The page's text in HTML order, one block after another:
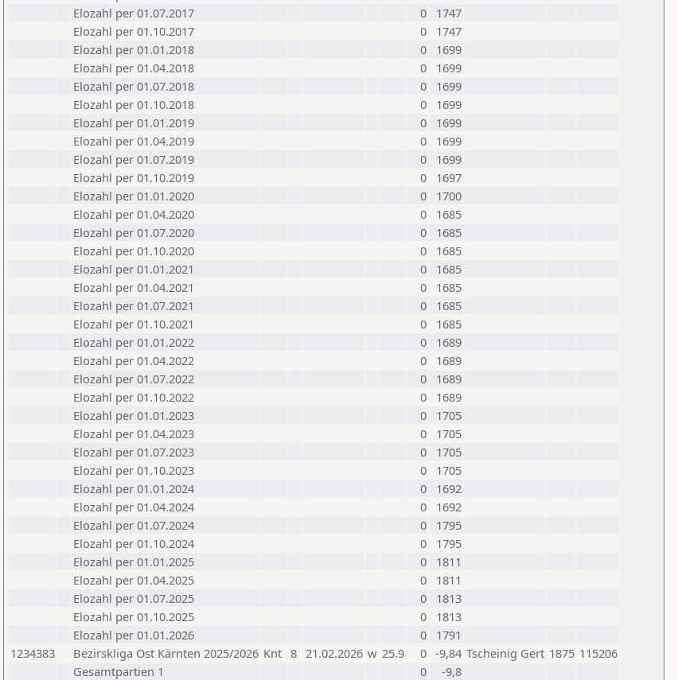
Elozahl per 01.07.2017
0
1747
Elozahl per 01.10.2017
0
1747
Elozahl per 01.01.2018
0
1699
Elozahl per 01.04.2018
0
1699
Elozahl per 01.07.2018
0
1699
Elozahl per 01.10.2018
0
1699
Elozahl per 01.01.2019
0
1699
Elozahl per 01.04.2019
0
1699
Elozahl per 01.07.2019
0
1699
Elozahl per 01.10.2019
0
1697
Elozahl per 01.01.2020
0
1700
Elozahl per 01.04.2020
0
1685
Elozahl per 01.07.2020
0
1685
Elozahl per 01.10.2020
0
1685
Elozahl per 01.01.2021
0
1685
Elozahl per 01.04.2021
0
1685
Elozahl per 01.07.2021
0
1685
Elozahl per 01.10.2021
0
1685
Elozahl per 01.01.2022
0
1689
Elozahl per 01.04.2022
0
1689
Elozahl per 01.07.2022
0
1689
Elozahl per 01.10.2022
0
1689
Elozahl per 01.01.2023
0
1705
Elozahl per 01.04.2023
0
1705
Elozahl per 01.07.2023
0
1705
Elozahl per 01.10.2023
0
1705
Elozahl per 01.01.2024
0
1692
Elozahl per 01.04.2024
0
1692
Elozahl per 01.07.2024
0
1795
Elozahl per 01.10.2024
0
1795
Elozahl per 01.01.2025
0
1811
Elozahl per 01.04.2025
0
1811
Elozahl per 01.07.2025
0
1813
Elozahl per 01.10.2025
0
1813
Elozahl per 01.01.2026
0
1791
1234383
Bezirskliga Ost Kärnten 2025/2026 Knt 8 21.02.2026 w 25.9 0 -9,84 Tscheinig Gert 1875 115206
Gesamtpartien 1
0 -9,8